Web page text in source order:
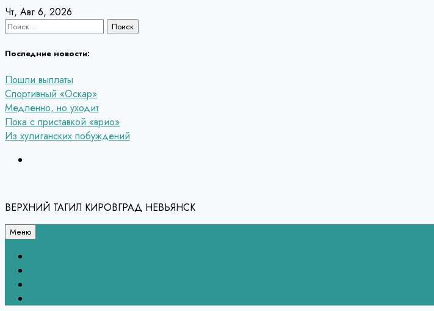
Перейти
к
Чт, Авг 6, 2026
Найти:
Последние новости:
Пошли выплаты
Спортивный «Оскар»
Медленно, но уходит
Пока с приставкой «врио»
Из хулиганских побуждений
ВЕРХНИЙ ТАГИЛ КИРОВГРАД НЕВЬЯНСК
Меню